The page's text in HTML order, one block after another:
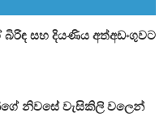
සහ දියණිය අත්අඩංගුවට
නිවසේ වැසිකිලි වලෙන්